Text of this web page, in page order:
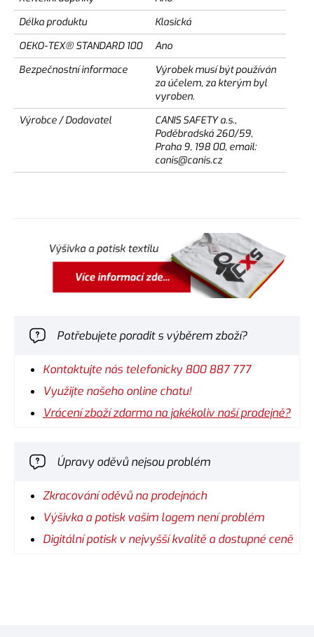
Délka produktu
Klasická
OEKO-TEX® STANDARD 100
Ano
Bezpečnostní informace
Výrobek musí být používán
za účelem, za kterým byl
vyroben.
Výrobce / Dodavatel
CANIS SAFETY a.s.,
Poděbradská 260/59,
Praha 9, 198 00, email:
canis@canis.cz
Potřebujete poradit s výběrem zboží?
Kontaktujte nás telefonicky 800 887 777
Využijte našeho online chatu!
Vrácení zboží zdarma na jakékoliv naší prodejně?
Úpravy oděvů nejsou problém
Zkracování oděvů na prodejnách
Výšivka a potisk vašim logem není problém
Digitální potisk v nejvyšší kvalitě a dostupné ceně